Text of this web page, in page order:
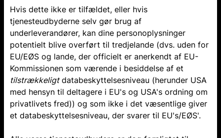
Hvis dette ikke er tilfældet, eller hvis
tjenesteudbyderne selv gør brug af
underleverandører, kan dine personoplysninger
potentielt blive overført til tredjelande (dvs. uden for
EU/EØS og lande, der officielt er anerkendt af EU-
Kommissionen som værende i besiddelse af et
tilstrækkeligtdatabeskyttelsesniveau (herunder USA
med hensyn til deltagere i EU's og USA's ordning om
privatlivets fred)) og som ikke i det væsentlige giver
et databeskyttelsesniveau, der svarer til EU's/EØS'.